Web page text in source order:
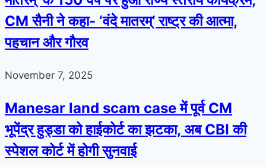
CM सैनी ने कहा- ‘वंदे मातरम्’ राष्ट्र की आत्मा,
पहचान और गौरव
November 7, 2025
Manesar land scam case में पूर्व CM
भूपेंद्र हुड्डा को हाईकोर्ट का झटका, अब CBI की
स्पेशल कोर्ट में होगी सुनवाई